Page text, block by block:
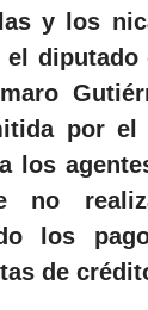
y los
diputado
por el
los
no
los
de